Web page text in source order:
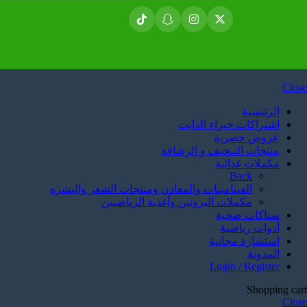
Close
الرئيسية
اشتراكات خبراء الدايت
عروض حصرية
منتجات التنحيف و الرشاقة
مكملات غذائية
Back
الفيتامينات والمعادن ومنتجات الشعر والبشره
مكملات البروتين وأغذية الرياضيين
سناكات صحية
أدوات رياضية
استشارة مجانية
المدونة
Login / Register
Shopping cart
Close